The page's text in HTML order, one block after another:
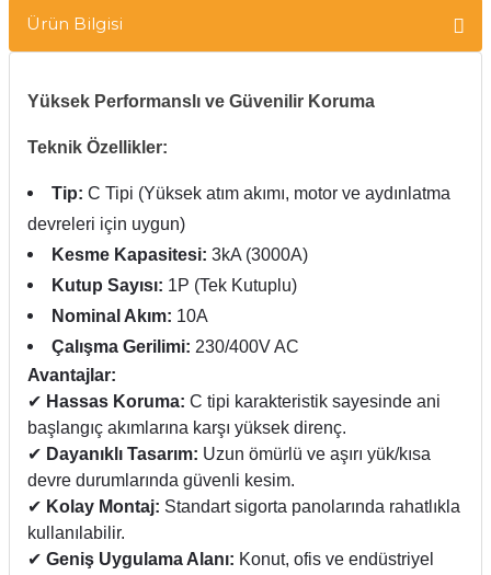
Ürün Bilgisi
Yüksek Performanslı ve Güvenilir Koruma
Teknik Özellikler:
Tip: C Tipi (Yüksek atım akımı, motor ve aydınlatma
devreleri için uygun)
Kesme Kapasitesi: 3kA (3000A)
Kutup Sayısı: 1P (Tek Kutuplu)
Nominal Akım: 10A
Çalışma Gerilimi: 230/400V AC
Avantajlar:
✔ Hassas Koruma: C tipi karakteristik sayesinde ani
başlangıç akımlarına karşı yüksek direnç.
✔ Dayanıklı Tasarım: Uzun ömürlü ve aşırı yük/kısa
devre durumlarında güvenli kesim.
✔ Kolay Montaj: Standart sigorta panolarında rahatlıkla
kullanılabilir.
✔ Geniş Uygulama Alanı: Konut, ofis ve endüstriyel